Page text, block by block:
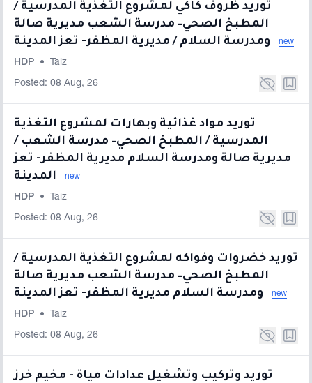
توريد ظروف كاكي لمشروع التغذية المدرسية /
المطبخ الصحي– مدرسة الشعب مديرية صالة
new
HDP • Taiz
Posted: 08 Aug, 26
توريد مواد غذائية وبهارات لمشروع التغذية
المدرسية / المطبخ الصحي– مدرسة الشعب /
مديرية صالة ومدرسة السلام مديرية المظفر- تعز
new
HDP • Taiz
Posted: 08 Aug, 26
توريد خضروات وفواكه لمشروع التغذية المدرسية /
المطبخ الصحي– مدرسة الشعب مديرية صالة
new
HDP • Taiz
Posted: 08 Aug, 26
توريد وتركيب وتشغيل عدادات مياة - مخيم خرز